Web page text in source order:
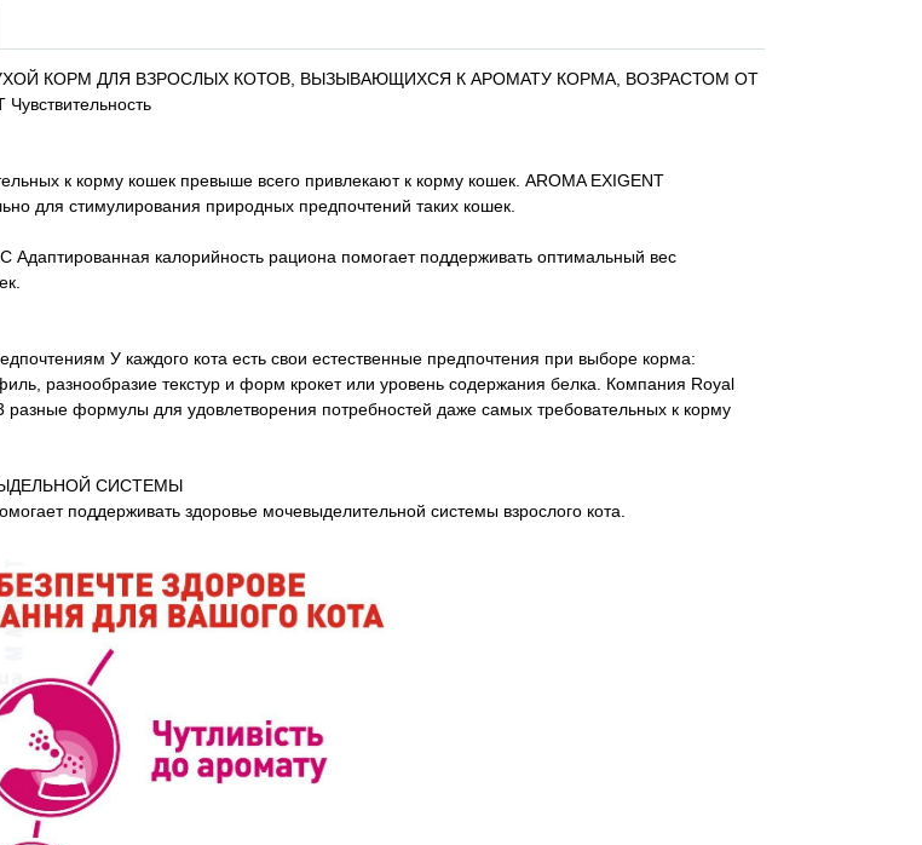
КОРМ ДЛЯ ВЗРОСЛЫХ КОТОВ, ВЫЗЫВАЮЩИХСЯ К АРОМАТУ КОРМА, ВОЗРАСТОМ ОТ
к корму кошек превыше всего привлекают к корму кошек. AROMA EXIGENT
для стимулирования природных предпочтений таких кошек.
калорийность рациона помогает поддерживать оптимальный вес
У каждого кота есть свои естественные предпочтения при выборе корма:
разнообразие текстур и форм крокет или уровень содержания белка. Компания Royal
разные формулы для удовлетворения потребностей даже самых требовательных к корму
СИСТЕМЫ
поддерживать здоровье мочевыделительной системы взрослого кота.